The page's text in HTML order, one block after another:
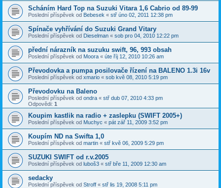
Scháním Hard Top na Suzuki Vitara 1,6 Cabrio od 89-99
Poslední příspěvek od Bebesek « stř úno 02, 2011 12:38 pm
Spínače vyhřívání do Suzuki Grand Vitary
Poslední příspěvek od Dieselman « sob pro 04, 2010 12:22 pm
přední nárazník na suzuku swift, 96, 993 obsah
Poslední příspěvek od Moora « úte říj 12, 2010 10:26 am
Převodovka a pumpa posilovače řízení na BALENO 1.3i 16v
Poslední příspěvek od xmario « sob kvě 08, 2010 5:19 pm
Převodovku na Baleno
Poslední příspěvek od ondra « stř dub 07, 2010 4:33 pm
Odpovědi: 1
Koupim kastlik na radio + zaslepku (SWIFT 2005+)
Poslední příspěvek od Muchyc « pát zář 11, 2009 3:52 pm
Koupím ND na Swifta 1,0
Poslední příspěvek od martin « stř kvě 06, 2009 5:29 pm
SUZUKI SWIFT od r.v.2005
Poslední příspěvek od luboš3 « stř bře 11, 2009 12:30 am
sedacky
Poslední příspěvek od Stroff « stř lis 19, 2008 5:11 pm